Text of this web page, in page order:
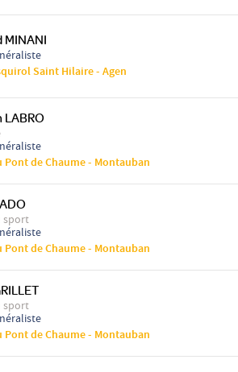
MINANI
Saint Hilaire - Agen
de Chaume - Montauban
sport
de Chaume - Montauban
sport
de Chaume - Montauban